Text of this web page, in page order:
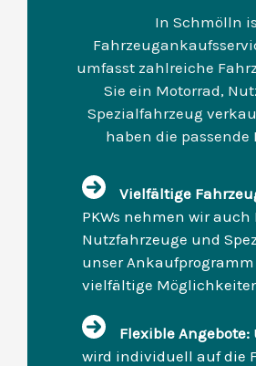
In Schmölln
umfasst zahlreiche
Sie ein Motorrad,
Spezialfahrzeug
haben die passende
Vielfältige
PKWs nehmen wir auch
Nutzfahrzeuge und
unser
vielfältige
Flexible Angebote:
wird individuell auf die